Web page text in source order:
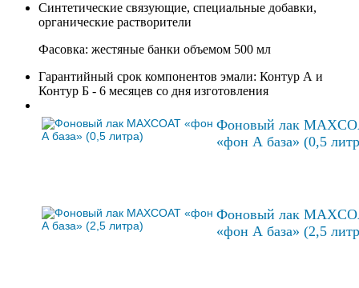
Синтетические связующие, специальные добавки,
органические растворители
Фасовка: жестяные банки объемом 500 мл
Гарантийный срок компонентов эмали: Контур А и
Контур Б - 6 месяцев со дня изготовления
Фоновый лак
«фон А база» (0,5
Фоновый лак
«фон А база» (2,5